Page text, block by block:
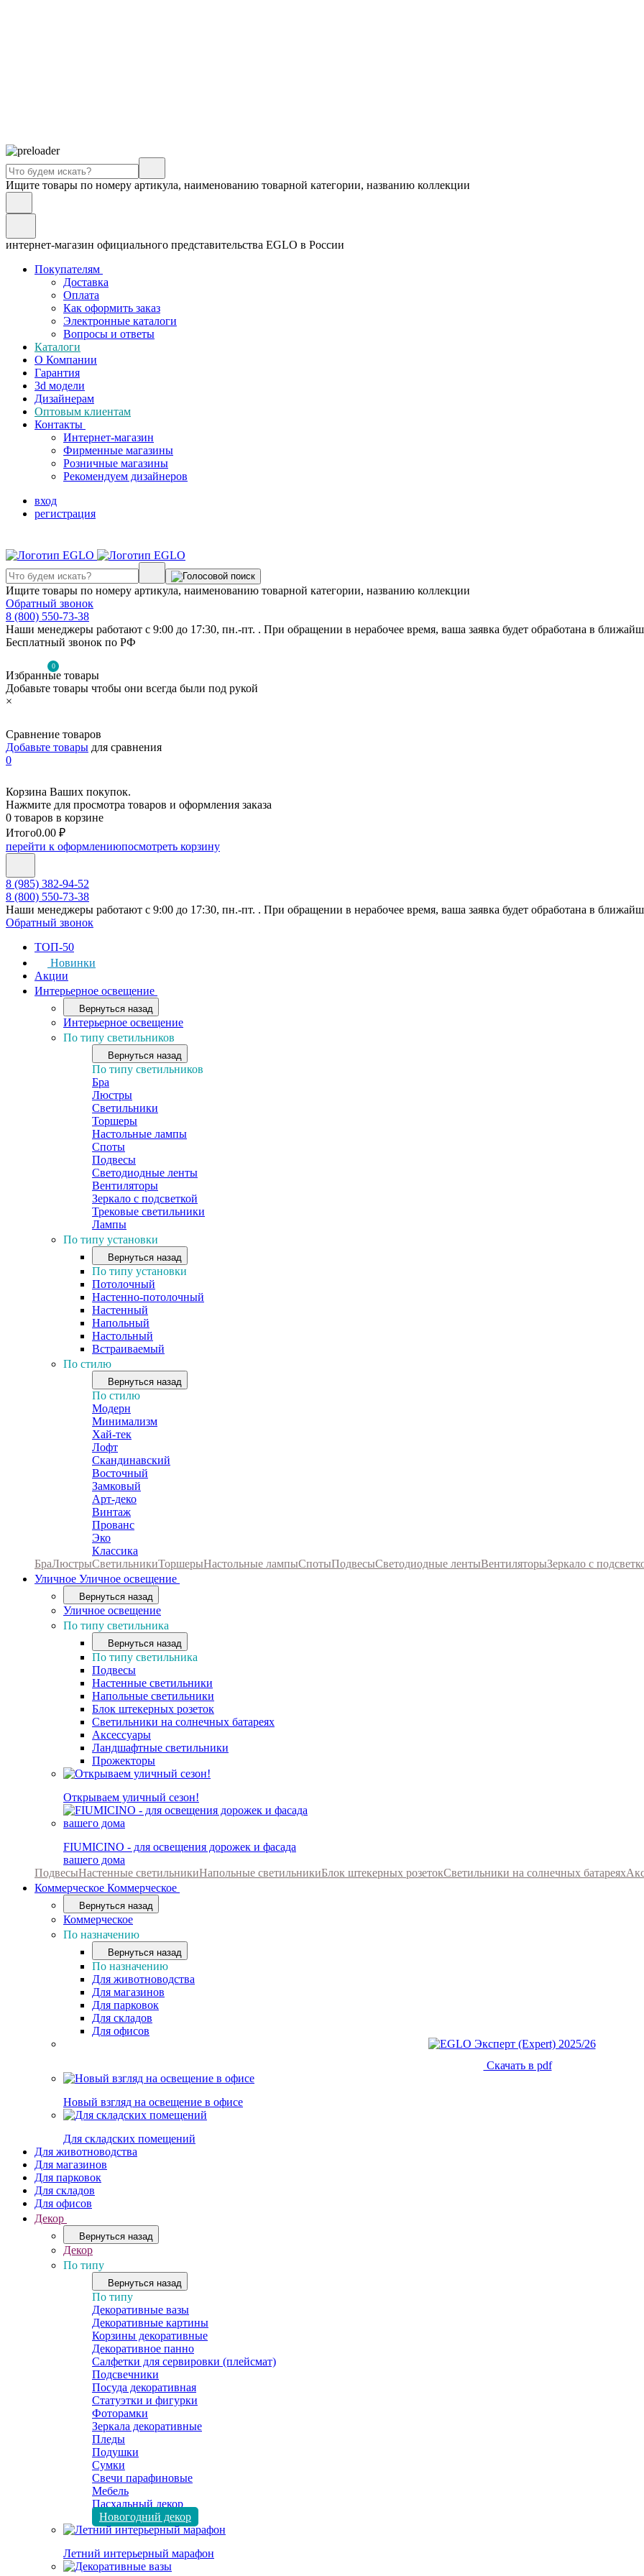
Ищите товары по номеру артикула, наименованию товарной категории, названию коллекции
интернет-магазин официального представительства EGLO в России
Покупателям
Доставка
Оплата
Как оформить заказ
Электронные каталоги
Вопросы и ответы
Каталоги
О Компании
Гарантия
3d модели
Дизайнерам
Оптовым клиентам
Контакты
Интернет-магазин
Фирменные магазины
Розничные магазины
Рекомендуем дизайнеров
вход
регистрация
Ищите товары по номеру артикула, наименованию товарной категории, названию коллекции
Обратный звонок
8 (800) 550-73-38
Наши менеджеры работают с 9:00 до 17:30, пн.-пт. . При обращении в нерабочее время, ваша заявка будет обработана в
Бесплатный звонок по РФ
0
Избранные товары
Добавьте товары чтобы они всегда были под рукой
×
Сравнение товаров
Добавьте товары для сравнения
0
Корзина Ваших покупок.
Нажмите для просмотра товаров и оформления заказа
0 товаров в корзине
Итого0.00 ₽
перейти к оформлениюпосмотреть корзину
8 (985) 382-94-52
8 (800) 550-73-38
Наши менеджеры работают с 9:00 до 17:30, пн.-пт. . При обращении в нерабочее время, ваша заявка будет обработана в
Обратный звонок
ТОП-50
Новинки
Акции
Интерьерное освещение
Вернуться назад
Интерьерное освещение
По типу светильников
Вернуться назад
По типу светильников
Бра
Люстры
Светильники
Торшеры
Настольные лампы
Споты
Подвесы
Светодиодные ленты
Вентиляторы
Зеркало с подсветкой
Трековые светильники
Лампы
По типу установки
Вернуться назад
По типу установки
Потолочный
Настенно-потолочный
Настенный
Напольный
Настольный
Встраиваемый
По стилю
Вернуться назад
По стилю
Модерн
Минимализм
Хай-тек
Лофт
Скандинавский
Восточный
Замковый
Арт-деко
Винтаж
Прованс
Эко
Классика
БраЛюстрыСветильникиТоршерыНастольные лампыСпотыПодвесыСветодиодные лентыВентиляторыЗеркало с
Уличное Уличное освещение
Вернуться назад
Уличное освещение
По типу светильника
Вернуться назад
По типу светильника
Подвесы
Настенные светильники
Напольные светильники
Блок штекерных розеток
Светильники на солнечных батареях
Аксессуары
Ландшафтные светильники
Прожекторы
Открываем уличный сезон!
FIUMICINO - для освещения дорожек и фасада
вашего дома
ПодвесыНастенные светильникиНапольные светильникиБлок штекерных розетокСветильники на солнечных батареях
Коммерческое Коммерческое
Вернуться назад
Коммерческое
По назначению
Вернуться назад
По назначению
Для животноводства
Для магазинов
Для парковок
Для складов
Для офисов
Скачать в pdf
Новый взгляд на освещение в офисе
Для складских помещений
Для животноводства
Для магазинов
Для парковок
Для складов
Для офисов
Декор
Вернуться назад
Декор
По типу
Вернуться назад
По типу
Декоративные вазы
Декоративные картины
Корзины декоративные
Декоративное панно
Салфетки для сервировки (плейсмат)
Подсвечники
Посуда декоративная
Статуэтки и фигурки
Фоторамки
Зеркала декоративные
Пледы
Подушки
Сумки
Свечи парафиновые
Мебель
Пасхальный декор
Новогодний декор
Летний интерьерный марафон